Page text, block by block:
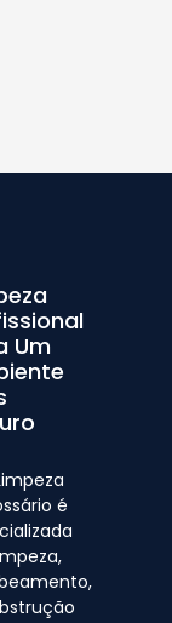
Um
é